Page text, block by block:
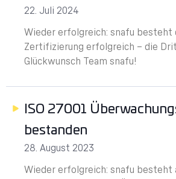
22. Juli 2024
Wieder erfolgreich: snafu besteht
Zertifizierung erfolgreich – die
Glückwunsch Team snafu!
ISO 27001
bestanden
28. August 2023
Wieder erfolgreich: snafu besteht